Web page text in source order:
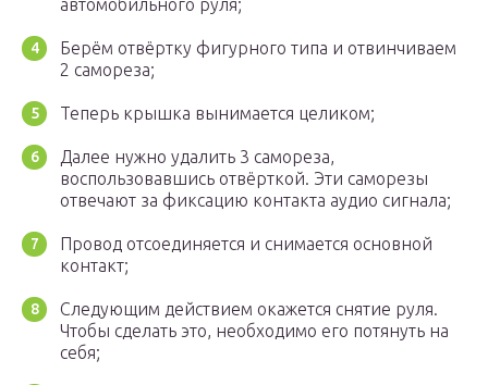
автомобильного руля;
Берём отвёртку фигурного типа и отвинчиваем
2 самореза;
Теперь крышка вынимается целиком;
Далее нужно удалить 3 самореза,
воспользовавшись отвёрткой. Эти саморезы
отвечают за фиксацию контакта аудио сигнала;
Провод отсоединяется и снимается основной
контакт;
Следующим действием окажется снятие руля.
Чтобы сделать это, необходимо его потянуть на
себя;